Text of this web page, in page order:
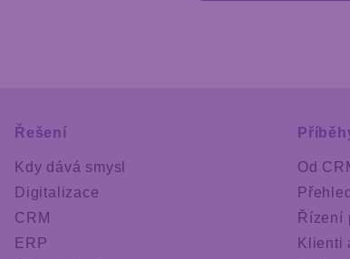
Řešení
Kdy dává smysl
Digitalizace
CRM
ERP
Od
Řízení
Klienti